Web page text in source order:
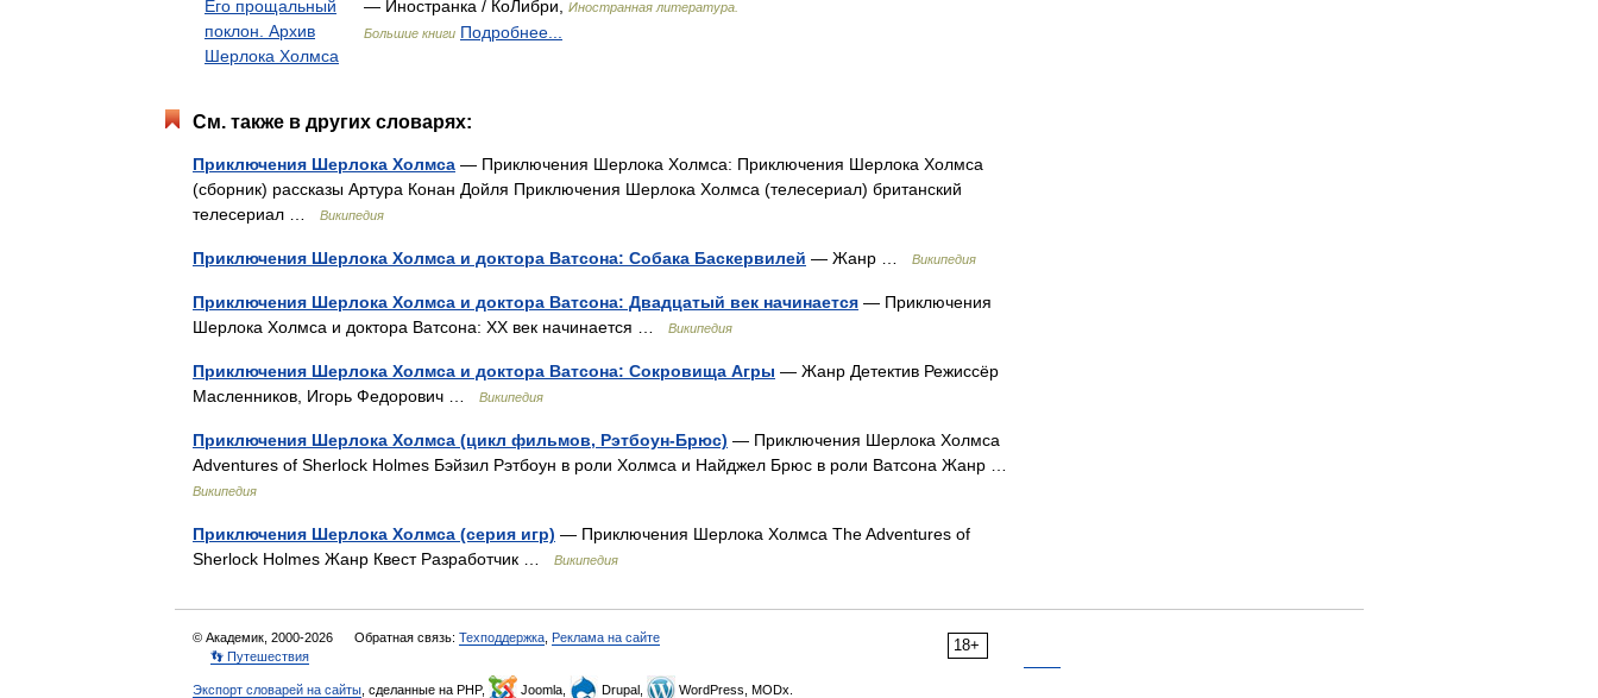
Его прощальный
поклон. Архив
Шерлока Холмса
— Иностранка / КоЛибри,
Иностранная литература.
Большие книги Подробнее...
См. также в других словарях:
Приключения Шерлока Холмса — Приключения Шерлока Холмса: Приключения Шерлока Холмса
(сборник) рассказы Артура Конан Дойля Приключения Шерлока Холмса (телесериал) британский
телесериал …
Википедия
Приключения Шерлока Холмса и доктора Ватсона: Собака Баскервилей — Жанр … Википедия
Приключения Шерлока Холмса и доктора Ватсона: Двадцатый век начинается — Приключения
Шерлока Холмса и доктора Ватсона: XX век начинается …
Википедия
Приключения Шерлока Холмса и доктора Ватсона: Сокровища Агры — Жанр Детектив Режиссёр
Масленников, Игорь Федорович …
Википедия
Приключения Шерлока Холмса (цикл фильмов, Рэтбоун-Брюс) — Приключения Шерлока Холмса
Adventures of Sherlock Holmes Бэйзил Рэтбоун в роли Холмса и Найджел Брюс в роли Ватсона Жанр …
Википедия
Приключения Шерлока Холмса (серия игр) — Приключения Шерлока Холмса The Adventures of
Sherlock Holmes Жанр Квест Разработчик …
Википедия
18+
© Академик, 2000-2026 Обратная связь: Техподдержка Реклама на сайте
👣 Путешествия
Экспорт словарей на сайты , сделанные на PHP, Joomla, Drupal, WordPress, MODx.